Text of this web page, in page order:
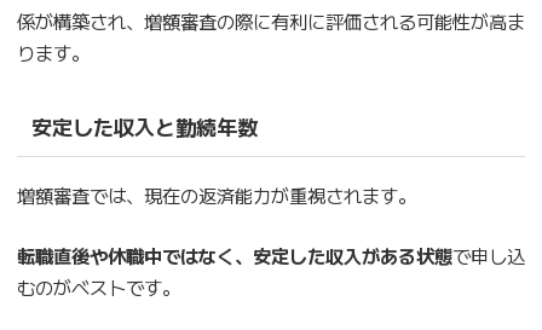
係が構築され、増額審査の際に有利に評価される可能性が高ま
ります。
安定した収入と勤続年数
増額審査では、現在の返済能力が重視されます。
転職直後や休職中ではなく、安定した収入がある状態で申し込
むのがベストです。